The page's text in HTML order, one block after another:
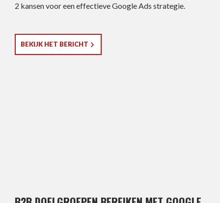
2 kansen voor een effectieve Google Ads strategie.
BEKIJK HET BERICHT